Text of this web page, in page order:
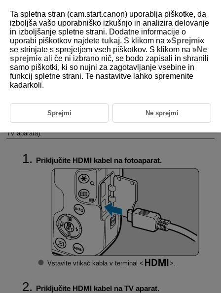
D101-120
Predvajanje na TV aparatu
Na TV aparatu lahko slike in filme pregledujete, tako da priključite
Če se slika na TV zaslonu ne prikaže, preverite, ali je možnost [
Sistem videa ] pravilno nastavljena na [
TV aparata).
Priključite HDMI kabel na fotoaparat.
Vstavite vtikač kabla v terminal
Priključite HDMI kabel na TV aparat.
Ta spletna stran (cam.start.canon) uporablja piškotke, da
izboljša vašo uporabniško izkušnjo in analizira delovanje
in izboljšanje spletne strani. Dodatne informacije o
uporabi piškotkov najdete tukaj. S klikom na »Sprejmi«
se strinjate s sprejetjem vseh piškotkov. S klikom na »Ne
sprejmi« ali če ni izbrano nič, se bodo zapisali in shranili
samo piškotki, ki so nujni za zagotavljanje vsebine in
funkcij spletne strani. Te nastavitve lahko spremenite
kadarkoli.
Sprejmi Ne sprejmi